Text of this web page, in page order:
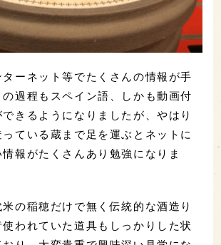
ーネット等でたくさんの情報が手
過程もスペイン語、しかも動画付
きるようになりましたが、やはり
ている蔵まで足を運ぶとネットに
報がたくさんあり勉強になりま
の稲穂だけで無く伝統的な酒造り
われていた道具もしっかりした状